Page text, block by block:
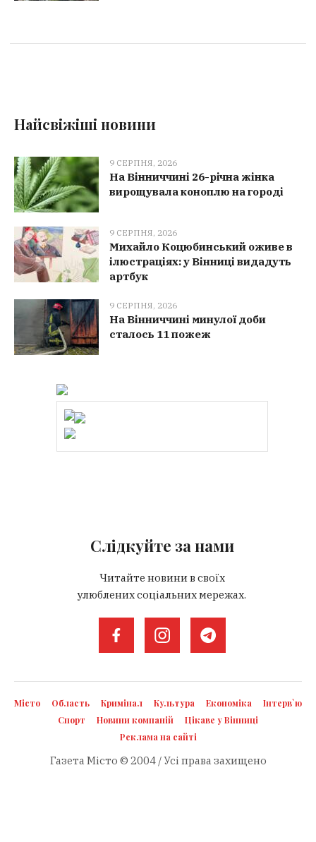
Найсвіжіші новини
9 СЕРПНЯ, 2026
На Вінниччині 26-річна жінка
вирощувала коноплю на городі
9 СЕРПНЯ, 2026
Михайло Коцюбинський оживе в
ілюстраціях: у Вінниці видадуть
артбук
9 СЕРПНЯ, 2026
На Вінниччині минулої доби
сталось 11 пожеж
Слідкуйте за нами
Читайте новини в своїх
улюблених соціальних мережах.
Місто Область Кримінал Культура Економіка
Інтерв`ю
Спорт
Новини компаній
Цікаве у Вінниці
Реклама на сайті
Газета Місто © 2004 / Усі права захищено